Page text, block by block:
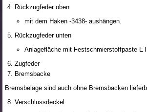
Rückzugfeder oben
mit dem Haken -3438- aushängen.
Rückzugfeder unten
Anlagefläche mit Festschmierstoffpaste
Zugfeder
Bremsbacke
Bremsbeläge sind auch ohne Bremsbacken
Verschlussdeckel